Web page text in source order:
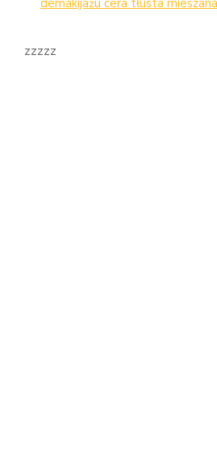
demakijażu cera tłusta
zzzzz